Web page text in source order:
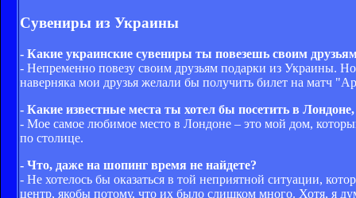
Сувениры из Украины
- Какие украинские сувениры ты повезешь своим
- Непременно повезу своим друзьям подарки из Украины.
наверняка мои друзья желали бы получить билет на матч
- Какие известные места ты хотел бы посетить в
- Мое самое любимое место в Лондоне – это мой дом,
по столице.
- Что, даже на шопинг время не найдете?
- Не хотелось бы оказаться в той неприятной ситуации,
центр, якобы потому, что их было слишком много. Хотя, я